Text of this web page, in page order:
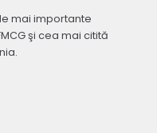
mai importante
şi cea mai citită